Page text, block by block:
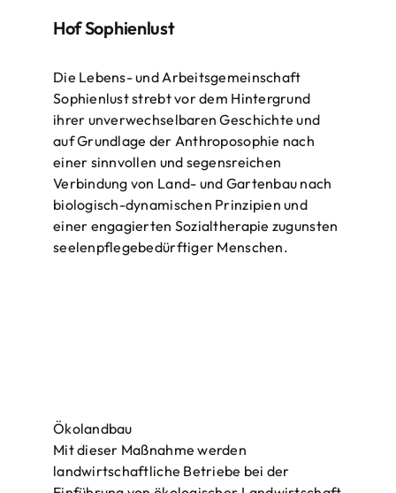
Hof Sophienlust
Die Lebens- und Arbeitsgemeinschaft
Sophienlust strebt vor dem Hintergrund
ihrer unverwechselbaren Geschichte und
auf Grundlage der Anthroposophie nach
einer sinnvollen und segensreichen
Verbindung von Land- und Gartenbau nach
biologisch-dynamischen Prinzipien und
einer engagierten Sozialtherapie zugunsten
seelenpflegebedürftiger Menschen.
Ökolandbau
Mit dieser Maßnahme werden
landwirtschaftliche Betriebe bei der